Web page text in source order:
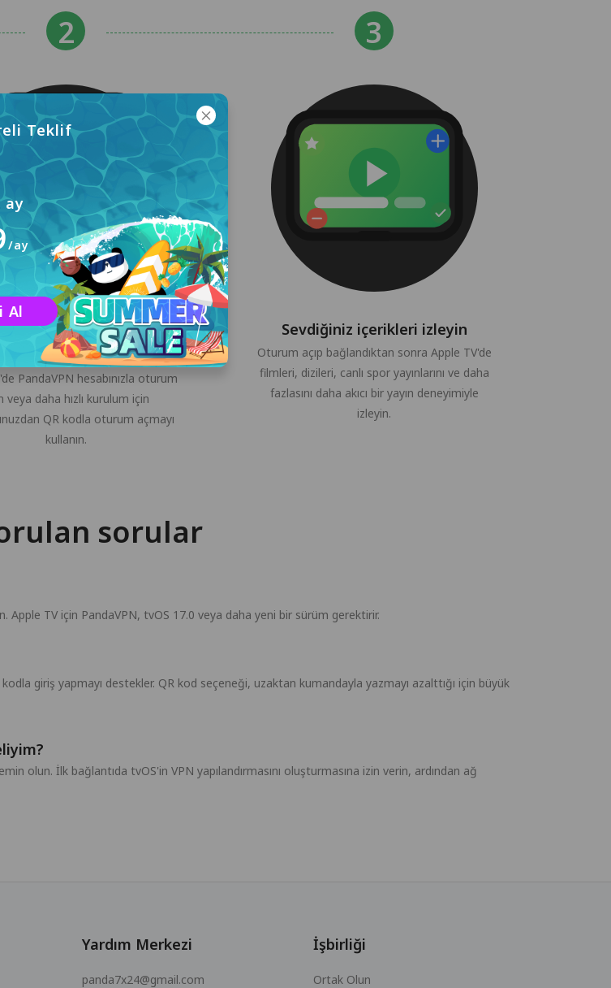
hesabınızda oturum
açın
PandaVPN hesabınızla oturum
veya daha hızlı kurulum için
QR kodla oturum açmayı
kullanın.
Sevdiğiniz içerikleri izleyin
Oturum açıp bağlandıktan sonra Apple TV'de
filmleri, dizileri, canlı spor yayınlarını ve daha
fazlasını daha akıcı bir yayın deneyimiyle
izleyin.
sorular
Apple TV için PandaVPN, tvOS 17.0 veya daha yeni bir sürüm gerektirir.
giriş yapmayı destekler. QR kod seçeneği, uzaktan kumandayla yazmayı azalttığı için büyük
olun. İlk bağlantıda tvOS'in VPN yapılandırmasını oluşturmasına izin verin, ardından ağ
Teklif
ay
/ay
Al
Yardım Merkezi
panda7x24@gmail.com
İşbirliği
Ortak Olun